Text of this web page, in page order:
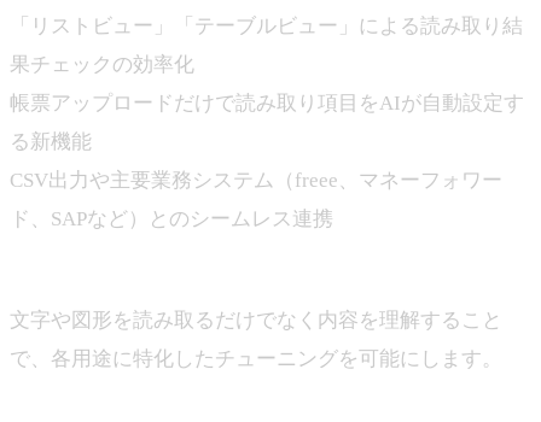
「リストビュー」「テーブルビュー」による読み取り結
果チェックの効率化
帳票アップロードだけで読み取り項目をAIが自動設定す
る新機能
CSV出力や主要業務システム（freee、マネーフォワー
ド、SAPなど）とのシームレス連携
文字や図形を読み取るだけでなく内容を理解すること
で、各用途に特化したチューニングを可能にします。